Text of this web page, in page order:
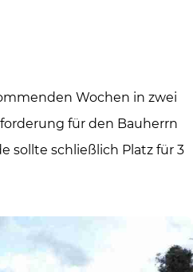
Wochen in zwei
für den Bauherrn
sollte schließlich Platz für 3